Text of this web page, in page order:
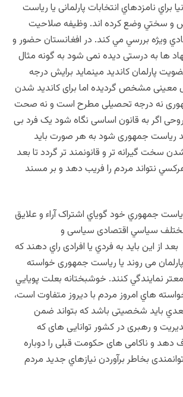
براي نامزدهاي انتخابات پارلمانی یا رياست
و سختي وضع کرده اند. وظيفه صلاحيت
ويژه بررسي مي کند. در افغانستان حضور و
ها به درستی دیده نمی شود به گونه مثال
پارلمان کاندید مینماید برایش درجه
مشخص گردیده اما برای کاندید شدن
نه درجه تحصیلی مطرح است و نه صحت
اگر به قانون اساسی نگاه شود یک فرد بی
ریاست جمهوری شود به هر صورت باید
سخت گیرانه تر و قانونمند تر گردد تا بعد
نتواند مردم را فريب دهد و بر مسند
رياست جمهوري خود گوياي اشتراک آراء و علايق
سياسي اقتصادی سیاسی و
از این باید به فردي یا افرادی راي دهند که
پارلمان می روند یا ریاست جمهوری خواسته
نمايندگي کنند. خوشبختانه بعلت پويايي
هاي امروز مردم با ديروز متفاوت است،
بايد شخصیتی باشد که بتواند ضمن
و رهبری در کشور توانایی های که
و ناکامی های حکومت قبلی را دوباره
بخاطر برآوردن نيازهاي جديد مردم